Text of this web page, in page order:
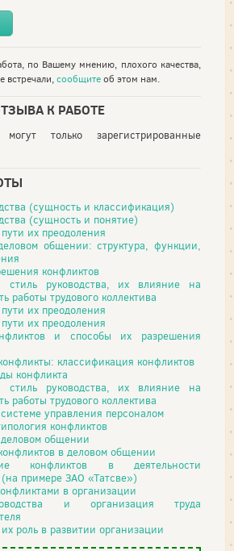
по Вашему мнению, плохого качества,
встречали,сообщитеоб этом нам.
К РАБОТЕ
только зарегистрированные
(сущность и классификация)
(сущность и понятие)
их преодоления
общении: структура, функции,
конфликтов
стиль руководства, их влияние на
работы трудового коллектива
их преодоления
их преодоления
и способы их разрешения
классификация конфликтов
конфликта
стиль руководства, их влияние на
работы трудового коллектива
управления персоналом
конфликтов
общении
в деловом общении
конфликтов в деятельности
примере ЗАО «Татсве»)
в организации
и организация труда
роль в развитии организации